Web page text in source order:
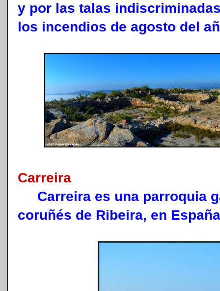
y por las talas
los incendios de agosto del
Carreira
Carreira es una parroquia
coruñés de Ribeira, en